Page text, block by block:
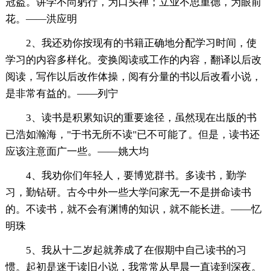
花。——洪应明
2、我还劝你按现有的书籍正确地分配学习时间，使
学习的内容多样化。变换阅读或工作的内容，翻译以后改
阅读，写作以后改作体操，阅有分量的书以后改看小说，
是非常有益的。——列宁
3、读书是积累知识的重要途径，虽然现在出版的书
已浩如瀚海，"于书无所不读"已不可能了。但是，读书还
应该注意面广一些。——姚大均
4、我劝你们年轻人，要博览群书。多读书，勤学
习，勤钻研。古今中外一些大学问家无一不是拼命读书
的。不读书，就不会有渊博的知识，就不能长进。——忆
明珠
5、我从十二岁起就养成了在假期中自己读书的习
惯。起初是迷于读旧小说，我常常从早晨一直读到深夜。